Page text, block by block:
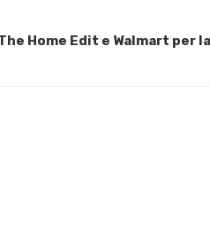
Home Edit e Walmart per